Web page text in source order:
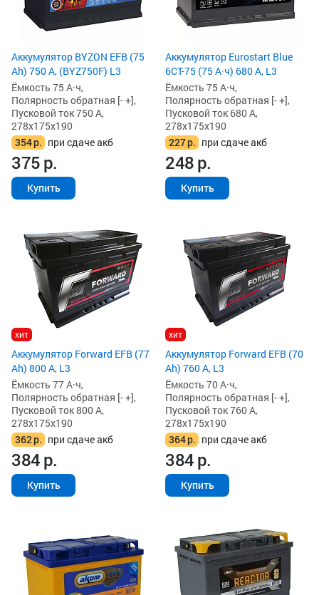
Аккумулятор BYZON EFB (75
Ah) 750 А, (BYZ750F) L3
Ёмкость 75 А·ч,
Полярность обратная [- +],
Пусковой ток 750 А,
278x175x190
354р. при сдаче акб
375р.
Купить
Аккумулятор Eurostart Blue
6CT-75 (75 А·ч) 680 А, L3
Ёмкость 75 А·ч,
Полярность обратная [- +],
Пусковой ток 680 А,
278x175x190
227р. при сдаче акб
248р.
Купить
хит
Аккумулятор Forward EFB (77
Ah) 800 А, L3
Ёмкость 77 А·ч,
Полярность обратная [- +],
Пусковой ток 800 А,
278x175x190
362р. при сдаче акб
384р.
Купить
хит
Аккумулятор Forward EFB (70
Ah) 760 А, L3
Ёмкость 70 А·ч,
Полярность обратная [- +],
Пусковой ток 760 А,
278x175x190
364р. при сдаче акб
384р.
Купить